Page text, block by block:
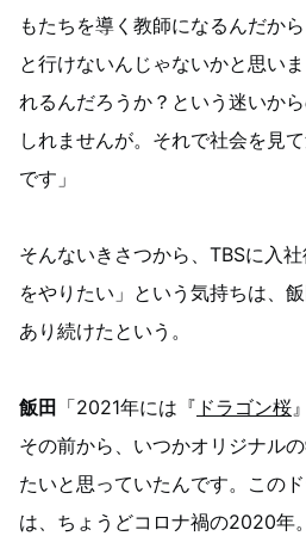
もたちを導く教師になるんだか
と行けないんじゃないかと思い
れるんだろうか？という迷いか
しれませんが。それで社会を見
です」
そんないきさつから、TBSに入
をやりたい」という気持ちは、
あり続けたという。
飯田 「2021年には『 ドラゴン桜
その前から、いつかオリジナル
たいと思っていたんです。この
は、ちょうどコロナ禍の2020年